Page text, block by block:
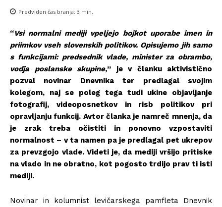
Predviden čas branja: 3 min.
“Vsi normalni mediji vpeljejo bojkot uporabe imen in
priimkov vseh slovenskih politikov. Opisujemo jih samo
s funkcijami: predsednik vlade, minister za obrambo,
vodja poslanske skupine,” je v članku aktivistično
pozval novinar Dnevnika ter predlagal svojim
kolegom, naj se poleg tega tudi ukine objavljanje
fotografij, videoposnetkov in risb politikov pri
opravljanju funkcij. Avtor članka je namreč mnenja, da
je zrak treba očistiti in ponovno vzpostaviti
normalnost – v ta namen pa je predlagal pet ukrepov
za prevzgojo vlade. Videti je, da mediji vršijo pritiske
na vlado in ne obratno, kot pogosto trdijo prav ti isti
mediji.
Novinar in kolumnist levičarskega pamfleta Dnevnik